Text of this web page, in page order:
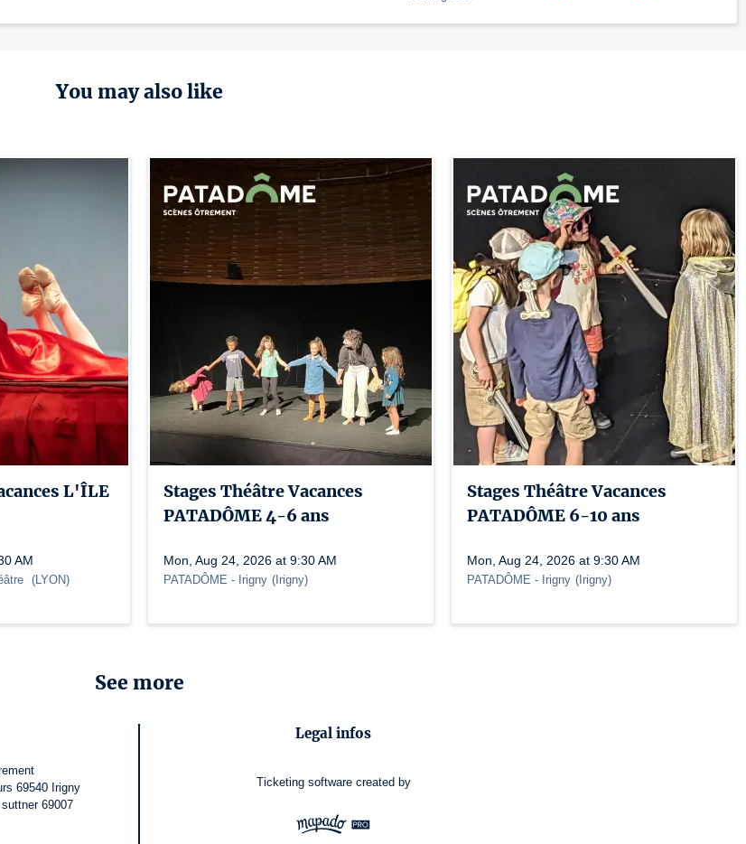
You may also like
L'ÎLE
AM
(LYON)
Stages Théâtre Vacances
PATADÔME 4-6 ans
Mon, Aug 24, 2026 at 9:30 AM
PATADÔME - Irigny ( Irigny)
Stages Théâtre Vacances
PATADÔME 6-10 ans
Mon, Aug 24, 2026 at 9:30 AM
PATADÔME - Irigny ( Irigny)
See more
69540 Irigny
69007
Legal infos
Ticketing software created by